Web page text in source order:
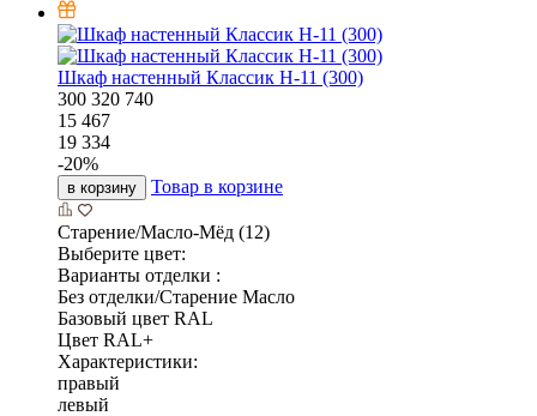
Шкаф настенный Классик Н-11 (300)
300 320 740
15 467
19 334
-20%
в корзину Товар в корзине
Старение/Масло-Мёд (12)
Выберите цвет:
Варианты отделки :
Без отделки/Старение Масло
Базовый цвет RAL
Цвет RAL+
Характеристики:
правый
левый